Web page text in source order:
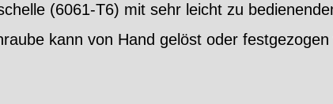
(6061-T6) mit sehr leicht zu
kann von Hand gelöst oder festgezogen